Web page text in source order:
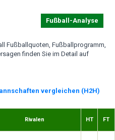
Fußball-Analyse
Fußballquoten, Fußballprogramm,
finden Sie im Detail auf
vergleichen (H2H)
Rivalen HT FT